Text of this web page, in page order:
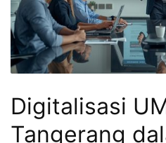
Digitalisasi
Tangerang